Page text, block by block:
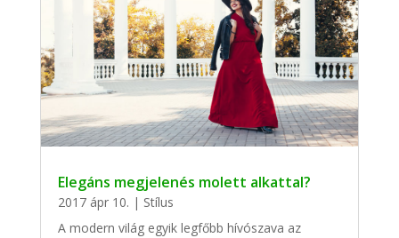
Elegáns megjelenés molett alkattal?
2017 ápr 10. | Stílus
A modern világ egyik legfőbb hívószava az